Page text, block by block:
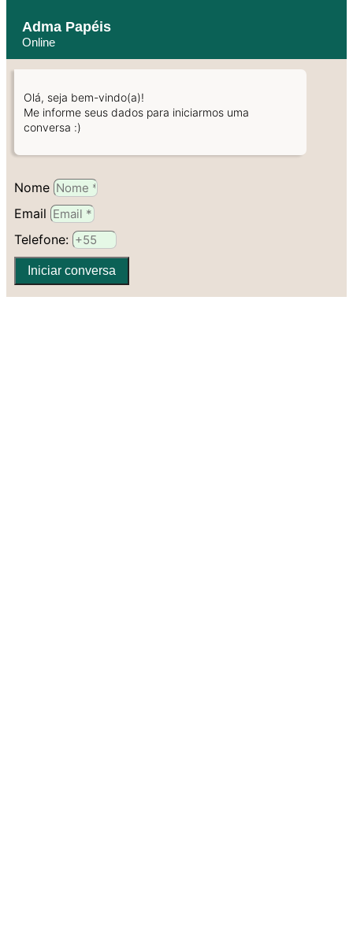
Adma Papéis
Online
Olá, seja bem-vindo(a)!
Me informe seus dados para iniciarmos uma
conversa :)
Nome
Email
Telefone:
Iniciar conversa